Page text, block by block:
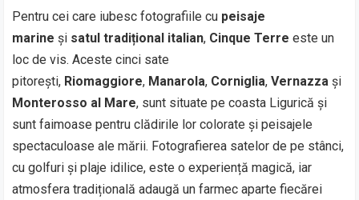
Pentru cei care iubesc fotografiile cu peisaje
marine și satul tradițional italian, Cinque Terre este un
loc de vis. Aceste cinci sate
pitorești, Riomaggiore, Manarola, Corniglia,Vernazza și
Monterosso al Mare, sunt situate pe coasta Ligurică și
sunt faimoase pentru clădirile lor colorate și peisajele
spectaculoase ale mării. Fotografierea satelor de pe stânci,
cu golfuri și plaje idilice, este o experiență magică, iar
atmosfera tradițională adaugă un farmec aparte fiecărei